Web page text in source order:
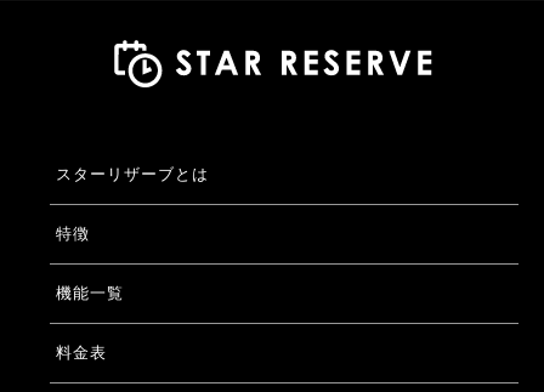
スターリザーブとは
特徴
機能一覧
料金表